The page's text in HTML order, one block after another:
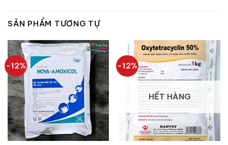
SẢN PHẨM TƯƠNG TỰ
-12% -12%
HẾT HÀNG